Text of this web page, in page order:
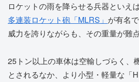
ロケットの雨を降らせる兵器といえ
多連装ロケット砲「MLRS」 が有名
威力を誇りながらも、その重量が難
25トン以上の車体は空輸しづらく、
とされるなか、より小型・軽量な「